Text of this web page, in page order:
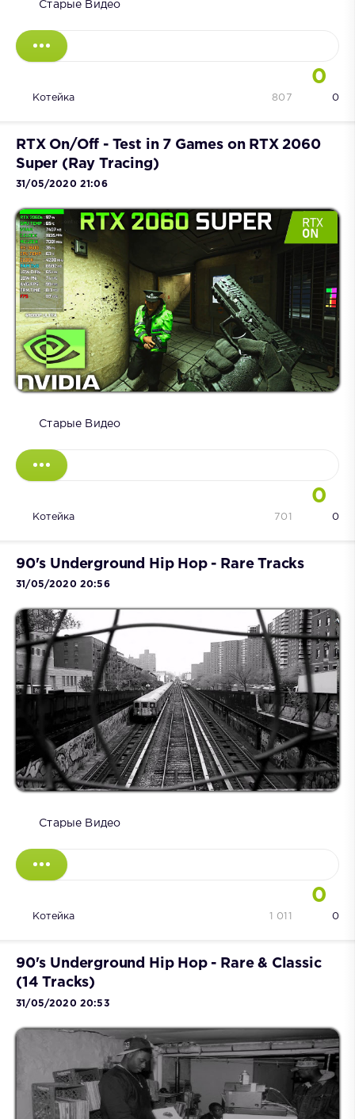
Старые Видео
0
Котейка 0
807
RTX On/Off - Test in 7 Games on RTX 2060
Super (Ray Tracing)
31/05/2020 21:06
Старые Видео
0
Котейка 0
701
90's Underground Hip Hop - Rare Tracks
31/05/2020 20:56
Старые Видео
0
Котейка 0
1 011
90's Underground Hip Hop - Rare & Classic
(14 Tracks)
31/05/2020 20:53